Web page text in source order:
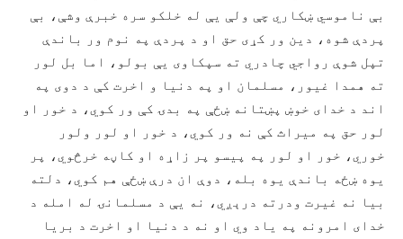
بې ناموسي ښکاري چې ولې يې له خلکو سره خبرې وشې، بې
پردې شوه، دین ور کړی حق او د پردې په نوم ور باندې
تپل شوې رواجي چادري ته سپکاوی يې بولو، اما بل لور
ته همدا غیور، مسلمان او په دنیا و اخرت کې د دوی په
اند د خدای خوښ پښتانه ښځې په بدۍ کې ور کوي، د خور او
لور حق په میراث کې نه ور کوي، د خور او لور ولور
خوري، خور او لور په پيسو پر زاړه او کاڼه خرڅوي، پر
یوه ښځه باندې یوه بله، دوې ان درې ښځې هم کوي، دلته
بیا نه غیرت ودرته درېږي، نه يې د مسلمانۍ له امله د
خدای امرونه په یاد وي او نه د دنیا او اخرت د بریا